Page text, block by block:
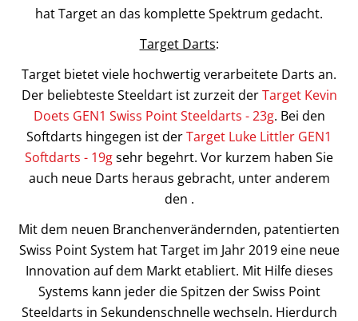
hat Target an das komplette Spektrum gedacht.
Target Darts:
Target bietet viele hochwertig verarbeitete Darts an.
Der beliebteste Steeldart ist zurzeit derTarget Kevin
Doets GEN1 Swiss Point Steeldarts - 23g. Bei den
Softdarts hingegen ist derTarget Luke Littler GEN1
Softdarts - 19gsehr begehrt. Vor kurzem haben Sie
auch neue Darts heraus gebracht, unter anderem
den .
Mit dem neuen Branchenverändernden, patentierten
Swiss Point System hat Target im Jahr 2019 eine neue
Innovation auf dem Markt etabliert. Mit Hilfe dieses
Systems kann jeder die Spitzen der Swiss Point
Steeldarts in Sekundenschnelle wechseln. Hierdurch